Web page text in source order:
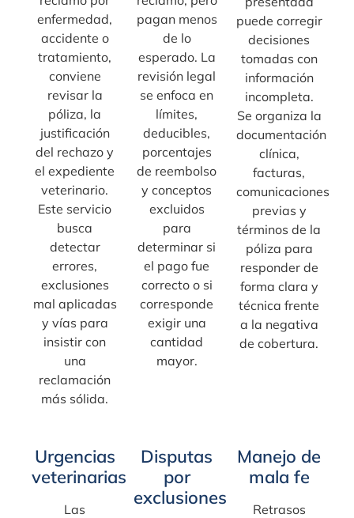
enfermedad,
accidente o
tratamiento,
conviene
revisar la
póliza, la
justificación
del rechazo y
el expediente
veterinario.
Este servicio
busca
detectar
errores,
exclusiones
mal aplicadas
y vías para
insistir con
una
reclamación
más sólida.
pagan menos
de lo
esperado. La
revisión legal
se enfoca en
límites,
deducibles,
porcentajes
de reembolso
y conceptos
excluidos
para
determinar si
el pago fue
correcto o si
corresponde
exigir una
cantidad
mayor.
puede corregir
decisiones
tomadas con
información
incompleta.
Se organiza la
documentación
clínica,
facturas,
comunicaciones
previas y
términos de la
póliza para
responder de
forma clara y
técnica frente
a la negativa
de cobertura.
Urgencias
veterinarias
Las
Disputas
por
exclusiones
Manejo de
mala fe
Retrasos